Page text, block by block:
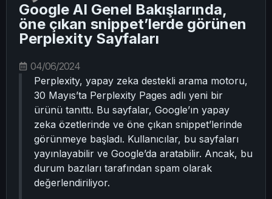
Google AI Genel Bakışlarında,
öne çıkan snippet’lerde görünen
Perplexity Sayfaları
04/06/2024
Perplexity, yapay zeka destekli arama motoru,
30 Mayıs’ta Perplexity Pages adlı yeni bir
ürünü tanıttı. Bu sayfalar, Google’ın yapay
zeka özetlerinde ve öne çıkan snippet’lerinde
görünmeye başladı. Kullanıcılar, bu sayfaları
yayınlayabilir ve Google’da aratabilir. Ancak, bu
durum bazıları tarafından spam olarak
değerlendiriliyor.